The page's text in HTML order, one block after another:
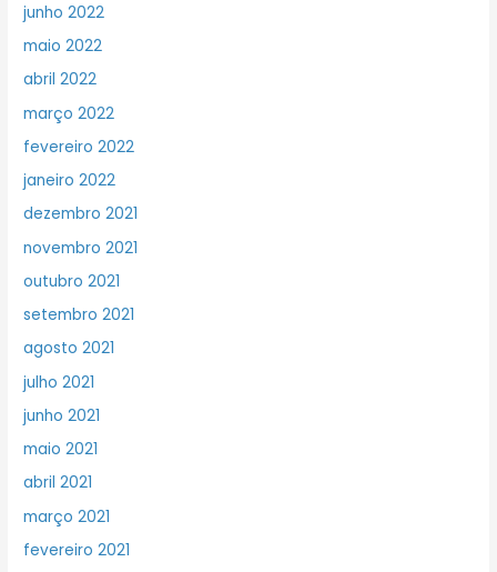
junho 2022
maio 2022
abril 2022
março 2022
fevereiro 2022
janeiro 2022
dezembro 2021
novembro 2021
outubro 2021
setembro 2021
agosto 2021
julho 2021
junho 2021
maio 2021
abril 2021
março 2021
fevereiro 2021